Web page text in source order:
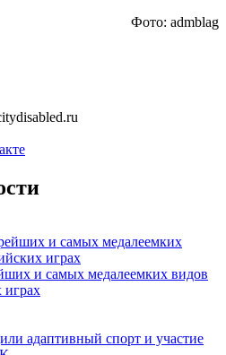
Фото: admblag
и самых медалеемких видов
играх